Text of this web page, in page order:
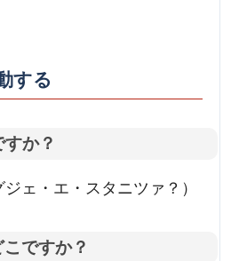
する
か？
ェ・エ・スタニツァ？）
ですか？